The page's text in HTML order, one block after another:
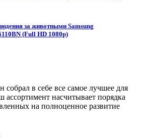
за животными Samsung
(Full HD 1080p)
собрал в себе все самое лучшее для
насчитывает порядка
на полноценное развитие